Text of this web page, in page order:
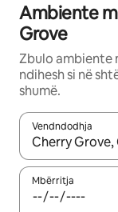
Ambiente
Grove
Zbulo ambiente
ndihesh si në
shumë.
Vendndodhja
Kur rezultatet të
Mbërritja